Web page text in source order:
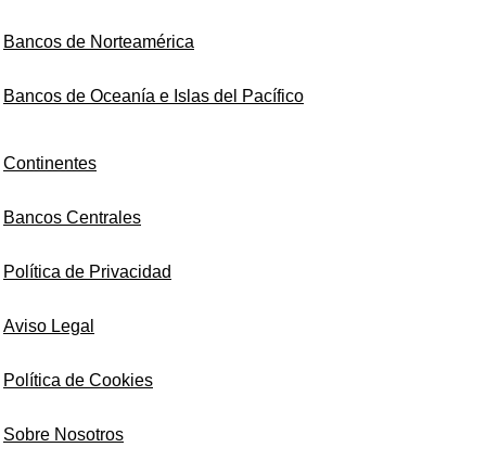
Bancos de Norteamérica
Bancos de Oceanía e Islas del Pacífico
Continentes
Bancos Centrales
Política de Privacidad
Aviso Legal
Política de Cookies
Sobre Nosotros